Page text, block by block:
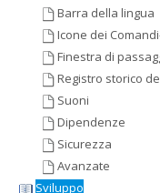
Barra della lingua
Icone dei
Finestra di
Registro storico
Suoni
Dipendenze
Sicurezza
Avanzate
Sviluppo